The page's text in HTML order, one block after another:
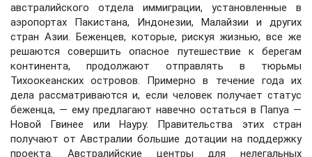
австралийского отдела иммиграции, установленные в
аэропортах Пакистана, Индонезии, Малайзии и других
стран Азии. Беженцев, которые, рискуя жизнью, все же
решаются совершить опасное путешествие к берегам
континента, продолжают отправлять в тюрьмы
Тихоокеанских островов. Примерно в течение года их
дела рассматриваются и, если человек получает статус
беженца, — ему предлагают навечно остаться в Папуа —
Новой Гвинее или Науру. Правительства этих стран
получают от Австралии большие дотации на поддержку
проекта. Австралийские центры для нелегальных